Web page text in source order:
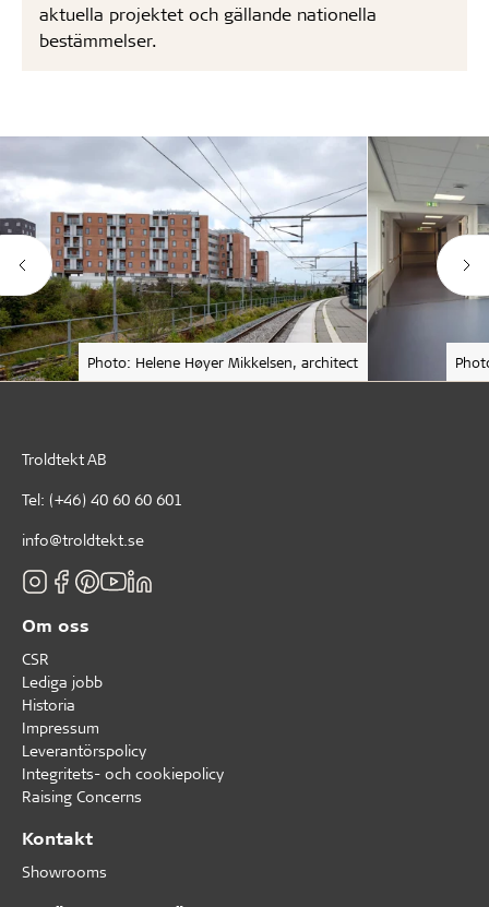
aktuella projektet och gällande nationella
bestämmelser.
Photo: Helene Høyer Mikkelsen, architect
Troldtekt AB
Tel: (+46) 40 60 60 601
info@troldtekt.se
Om oss
CSR
Lediga jobb
Historia
Impressum
Leverantörspolicy
Integritets- och cookiepolicy
Raising Concerns
Kontakt
Showrooms